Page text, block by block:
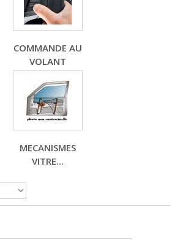
COMMANDE AU
VOLANT
MECANISMES
VITRE...